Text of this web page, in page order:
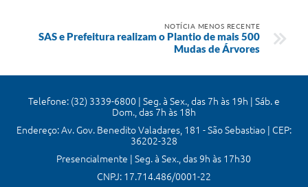
NOTÍCIA MENOS RECENTE
SAS e Prefeitura realizam o Plantio de mais 500
Mudas de Árvores
Telefone: (32) 3339-6800 | Seg. à Sex., das 7h às 19h | Sáb. e
Dom., das 7h às 18h
Endereço: Av. Gov. Benedito Valadares, 181 - São Sebastiao | CEP:
36202-328
Presencialmente | Seg. à Sex., das 9h às 17h30
CNPJ: 17.714.486/0001-22